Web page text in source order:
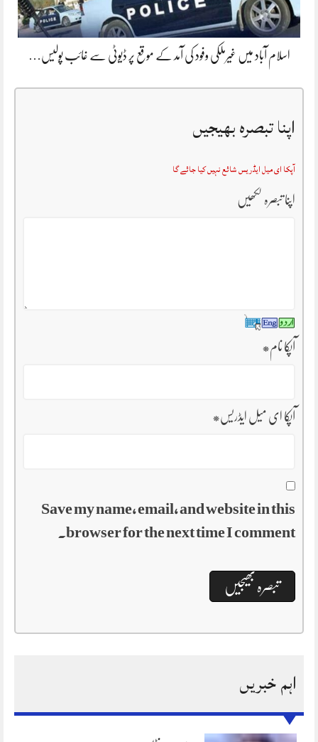
اسلام آباد میں غیرملکی وفود کی آمد کے موقع پر ڈیوٹی سے غائب پولیس…
اپنا تبصرہ بھیجیں
آپکا ای میل ایڈریس شائع نہیں کیا جائے گا
اپنا تبصرہ لکھیں
آپکا نام*
آپکا ای میل ایڈریس*
Save my name, email, and website in this
browser for the next time I comment.
اہم خبریں